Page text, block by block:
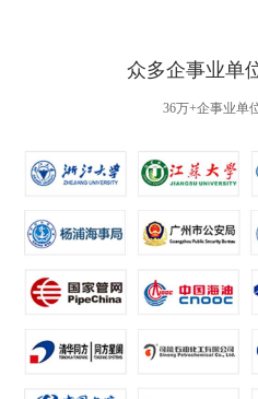
众多企事业单
36万+企事业单